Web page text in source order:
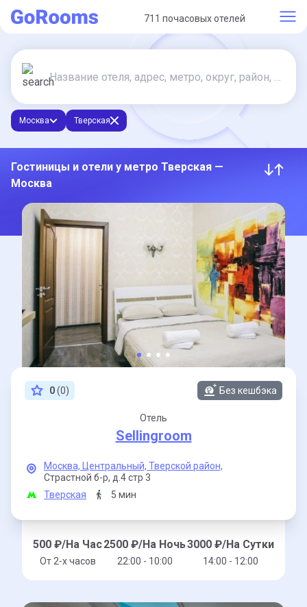
711 почасовых отелей
Москва Тверская
Гостиницы и отели у метро Тверская —
Москва
0(0) Без кешбэка
Отель
Sellingroom
Москва, Центральный, Тверской район,
Страстной б-р, д.4 стр 3
Тверская
5 мин
500 ₽/На Час
От 2-x часов
2500 ₽/На Ночь
22:00 - 10:00
3000 ₽/На Сутки
14:00 - 12:00